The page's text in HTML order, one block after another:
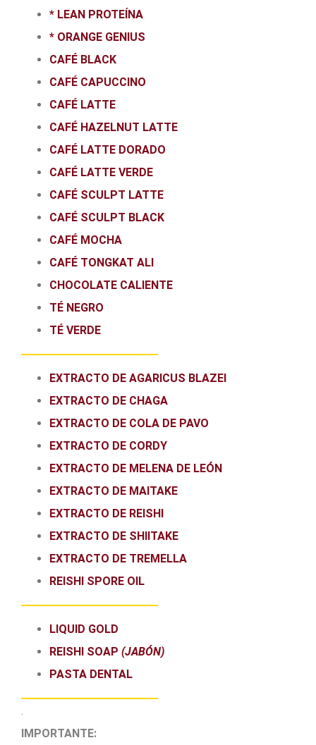
* LEAN PROTEÍNA
* ORANGE GENIUS
CAFÉ BLACK
CAFÉ CAPUCCINO
CAFÉ LATTE
CAFÉ HAZELNUT LATTE
CAFÉ LATTE DORADO
CAFÉ LATTE VERDE
CAFÉ SCULPT LATTE
CAFÉ SCULPT BLACK
CAFÉ MOCHA
CAFÉ TONGKAT ALI
CHOCOLATE CALIENTE
TÉ NEGRO
TÉ VERDE
EXTRACTO DE AGARICUS BLAZEI
EXTRACTO DE CHAGA
EXTRACTO DE COLA DE PAVO
EXTRACTO DE CORDY
EXTRACTO DE MELENA DE LEÓN
EXTRACTO DE MAITAKE
EXTRACTO DE REISHI
EXTRACTO DE SHIITAKE
EXTRACTO DE TREMELLA
REISHI SPORE OIL
LIQUID GOLD
REISHI SOAP (JABÓN)
PASTA DENTAL
.
IMPORTANTE: